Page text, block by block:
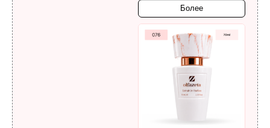
Более